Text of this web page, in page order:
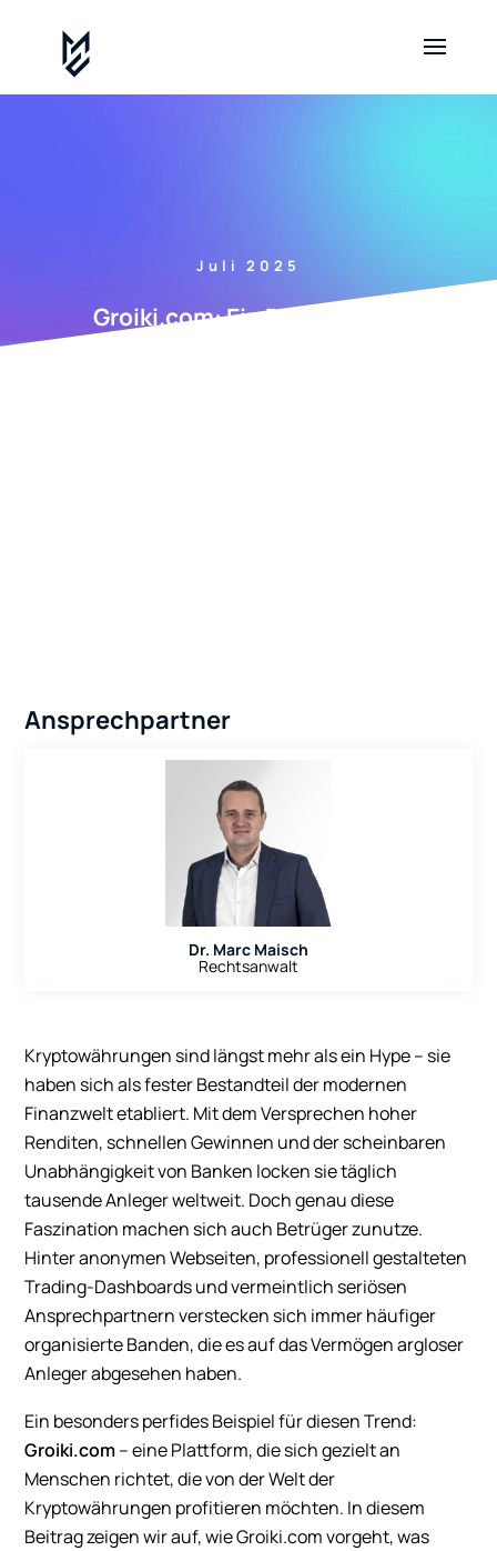
Juli 2025
Groiki.com: Ein Broker unter
Kryptowährungen sind längst mehr als ein Hype – sie
haben sich als fester Bestandteil der modernen
Finanzwelt etabliert. Mit dem Versprechen hoher
Renditen, schnellen Gewinnen und der scheinbaren
Unabhängigkeit von Banken locken sie täglich
tausende Anleger weltweit. Doch genau diese
Faszination machen sich auch Betrüger zunutze.
Hinter anonymen Webseiten, professionell gestalteten
Trading-Dashboards und vermeintlich seriösen
Ansprechpartnern verstecken sich immer häufiger
organisierte Banden, die es auf das Vermögen argloser
Anleger abgesehen haben.
Ein besonders perfides Beispiel für diesen Trend:
Groiki.com– eine Plattform, die sich gezielt an
Menschen richtet, die von der Welt der
Kryptowährungen profitieren möchten. In diesem
Beitrag zeigen wir auf, wie Groiki.com vorgeht, was
Ansprechpartner
Dr. Marc Maisch
Rechtsanwalt